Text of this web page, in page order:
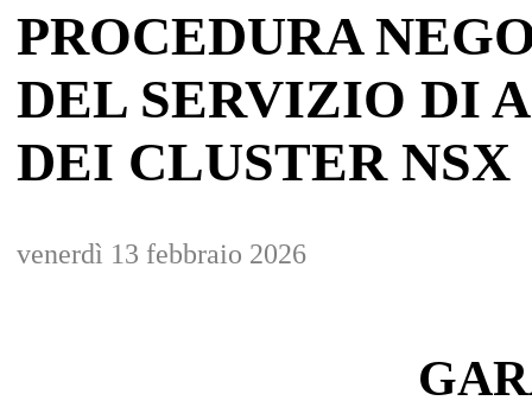
PROCEDURA
DEL SERVIZIO DI
DEI CLUSTER NSX
venerdì 13 febbraio 2026